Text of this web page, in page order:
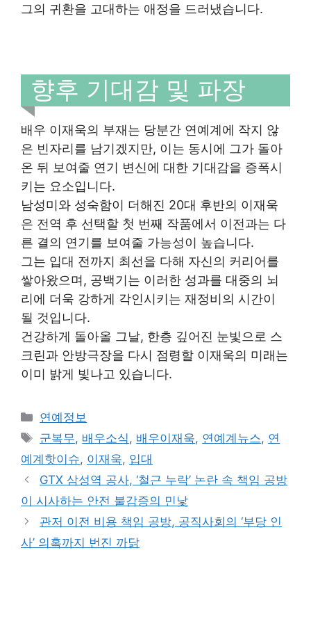
그의 귀환을 고대하는 애정을 드러냈습니다.
향후 기대감 및 파장
배우 이재욱의 부재는 당분간 연예계에 작지 않
은 빈자리를 남기겠지만, 이는 동시에 그가 돌아
온 뒤 보여줄 연기 변신에 대한 기대감을 증폭시
키는 요소입니다.
남성미와 성숙함이 더해진 20대 후반의 이재욱
은 전역 후 선택할 첫 번째 작품에서 이전과는 다
른 결의 연기를 보여줄 가능성이 높습니다.
그는 입대 전까지 최선을 다해 자신의 커리어를
쌓아왔으며, 공백기는 이러한 성과를 대중의 뇌
리에 더욱 강하게 각인시키는 재정비의 시간이
될 것입니다.
건강하게 돌아올 그날, 한층 깊어진 눈빛으로 스
크린과 안방극장을 다시 점령할 이재욱의 미래는
이미 밝게 빛나고 있습니다.
Categories
연예정보
Tags
군복무, 배우소식 , 배우이재욱, 연예계뉴스, 연
예계핫이슈, 이재욱, 입대
GTX 삼성역 공사, ‘철근 누락’ 논란 속 책임 공방
이 시사하는 안전 불감증의 민낯
관저 이전 비용 책임 공방, 공직사회의 ‘부당 인
사’ 의혹까지 번진 까닭